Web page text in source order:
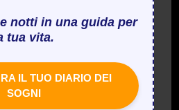
notti in una guida per
tua vita.
IL TUO DIARIO DEI
SOGNI